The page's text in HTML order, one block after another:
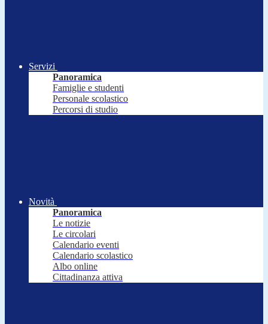
Servizi
Panoramica
Famiglie e studenti
Personale scolastico
Percorsi di studio
Novità
Panoramica
Le notizie
Le circolari
Calendario eventi
Calendario scolastico
Albo online
Cittadinanza attiva